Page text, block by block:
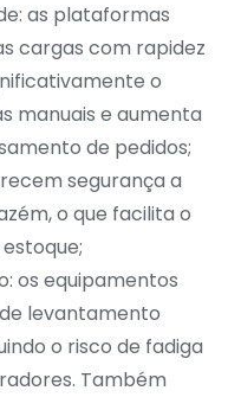
as plataformas
cargas com rapidez
o
manuais e aumenta
de pedidos;
segurança a
o que facilita o
os equipamentos
levantamento
o risco de fadiga
Também